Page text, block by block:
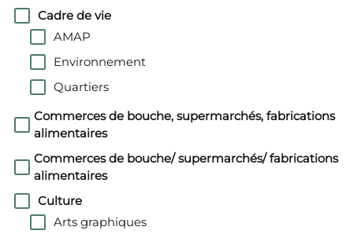
Cadre de vie
AMAP
Environnement
Quartiers
Commerces de bouche, supermarchés, fabrications
alimentaires
Commerces de bouche/ supermarchés/ fabrications
alimentaires
Culture
Arts graphiques